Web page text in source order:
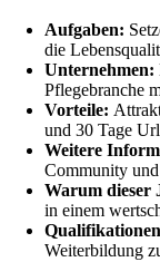
Aufgaben:
die
Unternehmen:
Pflegebranche
Vorteile:
und 30 Tage
Weitere
Community
Warum dieser
in einem
Weiterbildung